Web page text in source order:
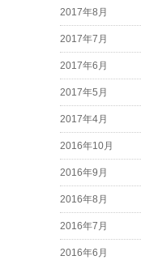
2017年8月
2017年7月
2017年6月
2017年5月
2017年4月
2016年10月
2016年9月
2016年8月
2016年7月
2016年6月